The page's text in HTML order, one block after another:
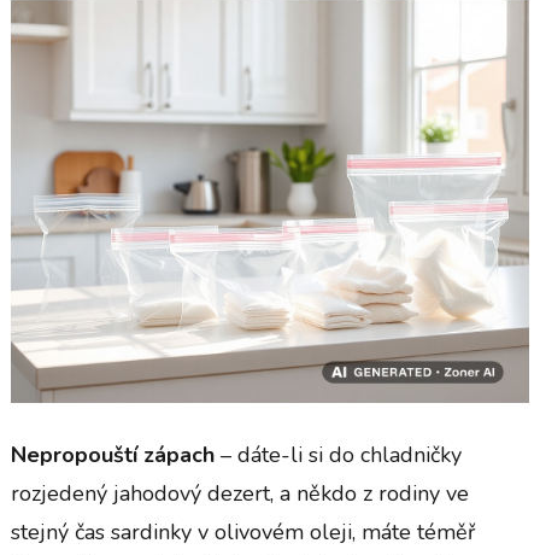
Nepropouští zápach– dáte-li si do chladničky
rozjedený jahodový dezert, a někdo z rodiny ve
stejný čas sardinky v olivovém oleji, máte téměř